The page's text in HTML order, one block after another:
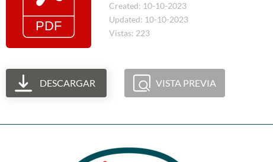
Created: 10-10-2023
Updated: 10-10-2023
Vistas: 223
DESCARGAR VISTA PREVIA